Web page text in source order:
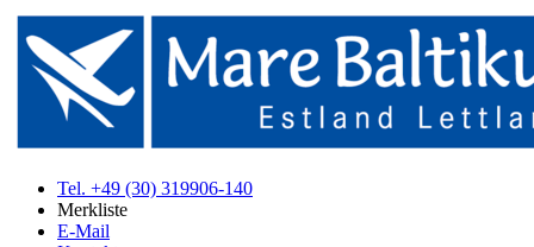
Tel. +49 (30) 319906-140
Merkliste
E-Mail